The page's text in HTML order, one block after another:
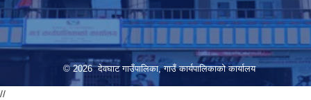
© 2026 देवघाट गाउँपालिका, गाउँ कार्यपालिकाको कार्यालय
//